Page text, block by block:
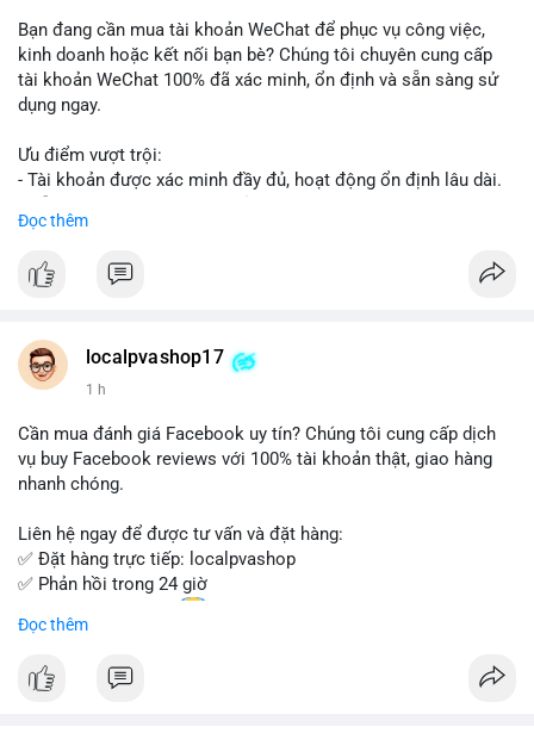
Đừng bỏ lỡ cơ hội cải thiện danh tiếng trực tuyến của bạn một
cách hiệu quả!
Bạn đang cần mua tài khoản WeChat để phục vụ công việc,
kinh doanh hoặc kết nối bạn bè? Chúng tôi chuyên cung cấp
tài khoản WeChat 100% đã xác minh, ổn định và sẵn sàng sử
dụng ngay.
Ưu điểm vượt trội:
- Tài khoản được xác minh đầy đủ, hoạt động ổn định lâu dài.
- Giao dịch an toàn, bảo mật thông tin.
Đặt hàng ngay hôm nay để nhận ưu đãi tốt nhất!
- WhatsApp: +1 (66
215-8938
- Telegram: @localpvashop
Đừng bỏ lỡ cơ hội sở hữu tài khoản WeChat chất lượng với giá
tốt. Liên hệ ngay!
Đọc thêm
localpvashop17
1 h
Cần mua đánh giá Facebook uy tín? Chúng tôi cung cấp dịch
vụ buy Facebook reviews với 100% tài khoản thật, giao hàng
nhanh chóng.
Liên hệ ngay để được tư vấn và đặt hàng:
✅ Đặt hàng trực tiếp: localpvashop
✅ Phản hồi trong 24 giờ
✅ WhatsApp: +1 (66
✅ Telegram: @localpvashop
✅ Email: localpvashop@gmail.com
Đọc thêm